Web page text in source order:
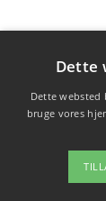
Dette
Dette websted
bruge vores